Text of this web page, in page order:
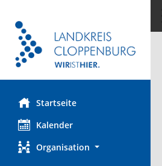
Startseite
Kalender
Organisation